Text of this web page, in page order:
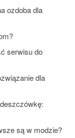
ozdoba dla
serwisu do
dla
są w modzie?